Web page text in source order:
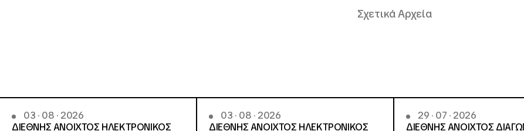
Σχετικά Αρχεία
03 · 08 · 2026
ΔΙΕΘΝΗΣ ΑΝΟΙΧΤΟΣ ΗΛΕΚΤΡΟΝΙΚΟΣ
03 · 08 · 2026
ΔΙΕΘΝΗΣ ΑΝΟΙΧΤΟΣ ΗΛΕΚΤΡΟΝΙΚΟΣ
29 · 07 · 2026
ΔΙΕΘΝΗΣ ΑΝΟΙΧΤΟΣ